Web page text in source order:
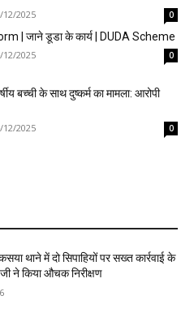
12/2025 0
| जाने डूडा के कार्य | DUDA Scheme
12/2025 0
बच्ची के साथ दुष्कर्म का मामला: आरोपी
12/2025 0
थाने में दो सिपाहियों पर सख्त कार्रवाई के
ने किया औचक निरीक्षण